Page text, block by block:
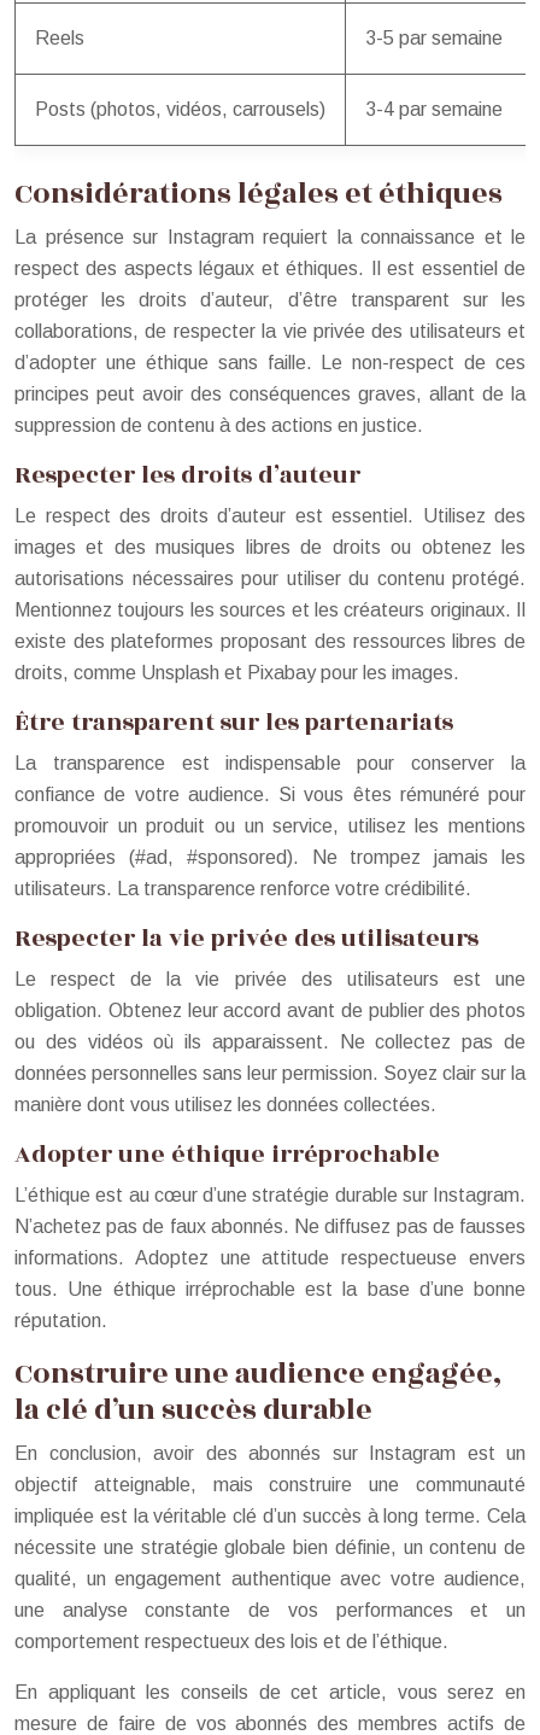
Reels 3-5 par semaine
Posts (photos, vidéos, carrousels) 3-4 par semaine
Considérations légales et éthiques
La présence sur Instagram requiert la connaissance et le
respect des aspects légaux et éthiques. Il est essentiel de
protéger les droits d’auteur, d’être transparent sur les
collaborations, de respecter la vie privée des utilisateurs et
d’adopter une éthique sans faille. Le non-respect de ces
principes peut avoir des conséquences graves, allant de la
suppression de contenu à des actions en justice.
Respecter les droits d’auteur
Le respect des droits d’auteur est essentiel. Utilisez des
images et des musiques libres de droits ou obtenez les
autorisations nécessaires pour utiliser du contenu protégé.
Mentionnez toujours les sources et les créateurs originaux. Il
existe des plateformes proposant des ressources libres de
droits, comme Unsplash et Pixabay pour les images.
Être transparent sur les partenariats
La transparence est indispensable pour conserver la
confiance de votre audience. Si vous êtes rémunéré pour
promouvoir un produit ou un service, utilisez les mentions
appropriées (#ad, #sponsored). Ne trompez jamais les
utilisateurs. La transparence renforce votre crédibilité.
Respecter la vie privée des utilisateurs
Le respect de la vie privée des utilisateurs est une
obligation. Obtenez leur accord avant de publier des photos
ou des vidéos où ils apparaissent. Ne collectez pas de
données personnelles sans leur permission. Soyez clair sur la
manière dont vous utilisez les données collectées.
Adopter une éthique irréprochable
L’éthique est au cœur d’une stratégie durable sur Instagram.
N’achetez pas de faux abonnés. Ne diffusez pas de fausses
informations. Adoptez une attitude respectueuse envers
tous. Une éthique irréprochable est la base d’une bonne
réputation.
Construire une audience engagée,
la clé d’un succès durable
En conclusion, avoir des abonnés sur Instagram est un
objectif atteignable, mais construire une communauté
impliquée est la véritable clé d’un succès à long terme. Cela
nécessite une stratégie globale bien définie, un contenu de
qualité, un engagement authentique avec votre audience,
une analyse constante de vos performances et un
comportement respectueux des lois et de l’éthique.
En appliquant les conseils de cet article, vous serez en
mesure de faire de vos abonnés des membres actifs de